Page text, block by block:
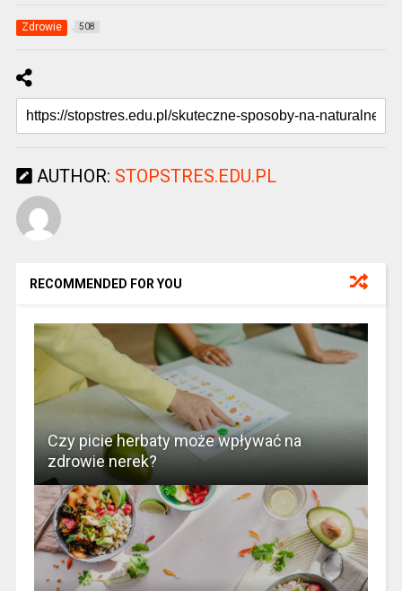
Zdrowie 508
AUTHOR: STOPSTRES.EDU.PL
RECOMMENDED FOR YOU
Czy picie herbaty może wpływać na
zdrowie nerek?